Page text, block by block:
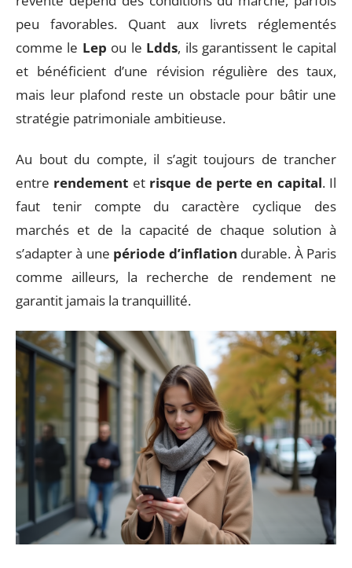
peu favorables. Quant aux livrets réglementés
comme le Lep ou le Ldds, ils garantissent le capital
et bénéficient d’une révision régulière des taux,
mais leur plafond reste un obstacle pour bâtir une
stratégie patrimoniale ambitieuse.
Au bout du compte, il s’agit toujours de trancher
entre rendement et risque de perte en capital. Il
faut tenir compte du caractère cyclique des
marchés et de la capacité de chaque solution à
s’adapter à une période d’inflation durable. À Paris
comme ailleurs, la recherche de rendement ne
garantit jamais la tranquillité.